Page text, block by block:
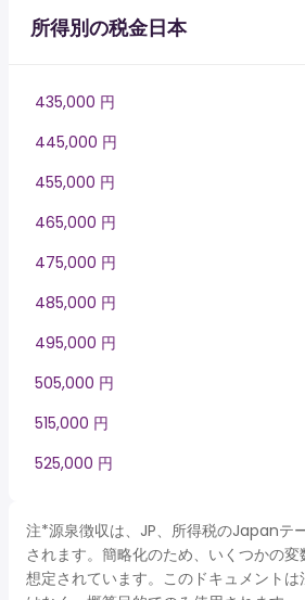
所得別の税金日本
435,000 円
445,000 円
455,000 円
465,000 円
475,000 円
485,000 円
495,000 円
505,000 円
515,000 円
525,000 円
注*源泉徴収は、JP、所得税のJapanテ
されます。簡略化のため、いくつかの
想定されています。このドキュメント